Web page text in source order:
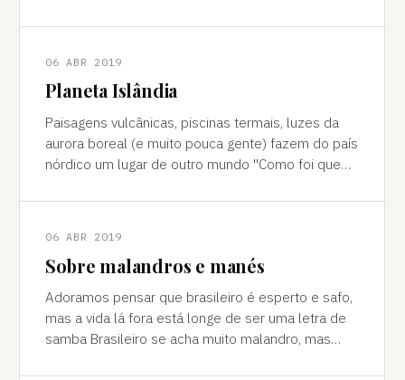
06 ABR 2019
Planeta Islândia
Paisagens vulcânicas, piscinas termais, luzes da
aurora boreal (e muito pouca gente) fazem do país
nórdico um lugar de outro mundo "Como foi que
06 ABR 2019
Sobre malandros e manés
Adoramos pensar que brasileiro é esperto e safo,
mas a vida lá fora está longe de ser uma letra de
samba Brasileiro se acha muito malandro, mas